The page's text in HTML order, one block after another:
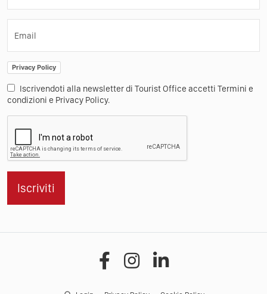
Email
Privacy Policy
Iscrivendoti alla newsletter di Tourist Office accetti Termini e
condizioni e Privacy Policy.
Iscriviti